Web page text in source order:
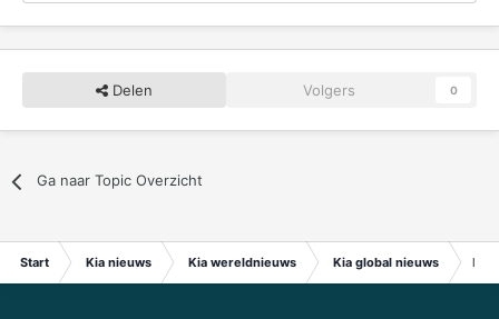
Delen Volgers 0
Ga naar Topic Overzicht
Start Kia nieuws Kia wereldnieuws Kia global nieuws